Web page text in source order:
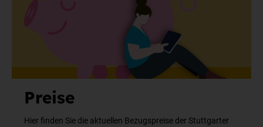
Preise
Hier finden Sie die aktuellen Bezugspreise der Stuttgarter